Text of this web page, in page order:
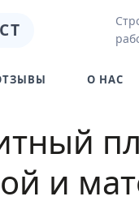
О НАС
и